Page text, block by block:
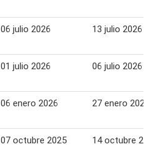
06 julio 2026 13 julio 2026
01 julio 2026 06 julio 2026
06 enero 2026 27 enero 2026
07 octubre 2025 14 octubre 2025